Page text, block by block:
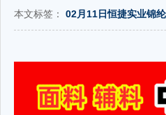
本文标签： 02月11日恒捷实业锦